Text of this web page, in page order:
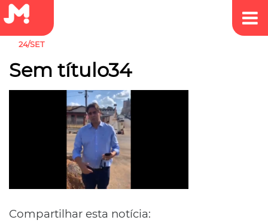
24/SET
Sem título34
Compartilhar esta notícia: